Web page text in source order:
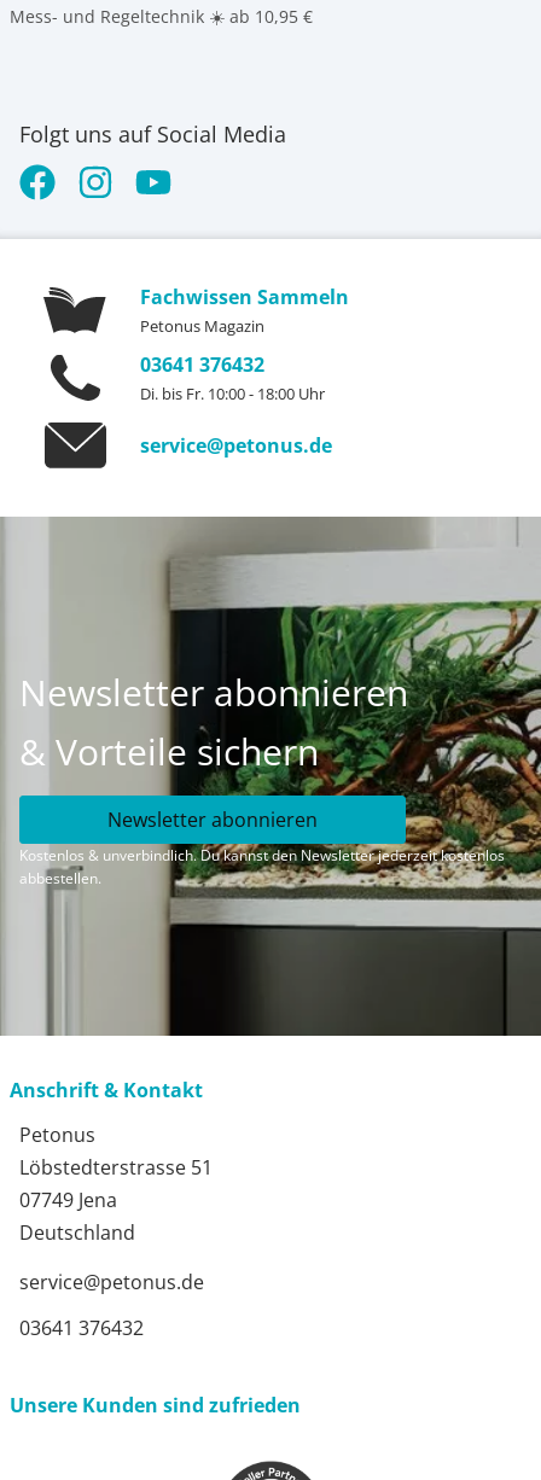
Mess- und Regeltechnik ☀️ ab 10,95 €
Folgt uns auf Social Media
Fachwissen Sammeln
Petonus Magazin
03641 376432
Di. bis Fr. 10:00 - 18:00 Uhr
service@petonus.de
Newsletter abonnieren
& Vorteile sichern
Newsletter abonnieren
Kostenlos & unverbindlich. Du kannst den Newsletter jederzeit kostenlos
abbestellen.
Anschrift & Kontakt
Petonus
Löbstedterstrasse 51
07749 Jena
Deutschland
service@petonus.de
03641 376432
Unsere Kunden sind zufrieden